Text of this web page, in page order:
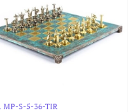
MP-S-5-36-TIR